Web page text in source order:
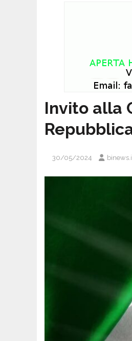
Invito alla
30/05/2024